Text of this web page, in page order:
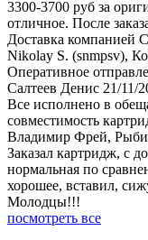
3300-3700 руб за
отличное. После
Доставка компанией
Nikolay S. (snmpsv),
Оперативное
Салтеев Денис 21/11/
Все исполнено в
совместимость
Владимир Фрей,
Заказал картридж, с
нормальная по
хорошее, вставил,
Молодцы!!!
посмотреть все